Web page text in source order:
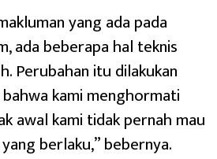
yang ada pada
ada beberapa hal teknis
Perubahan itu dilakukan
kami menghormati
awal kami tidak pernah mau
berlaku,” bebernya.